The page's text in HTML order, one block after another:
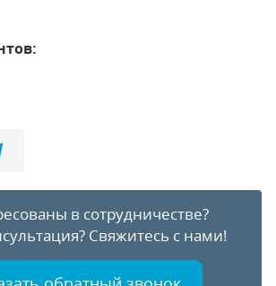
в сотрудничестве?
Свяжитесь с нами!